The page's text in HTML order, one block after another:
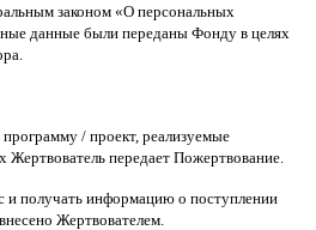
законом «О персональных
данные были переданы Фонду в целях
программу / проект, реализуемые
Жертвователь передает Пожертвование
и получать информацию о поступлении
Жертвователем